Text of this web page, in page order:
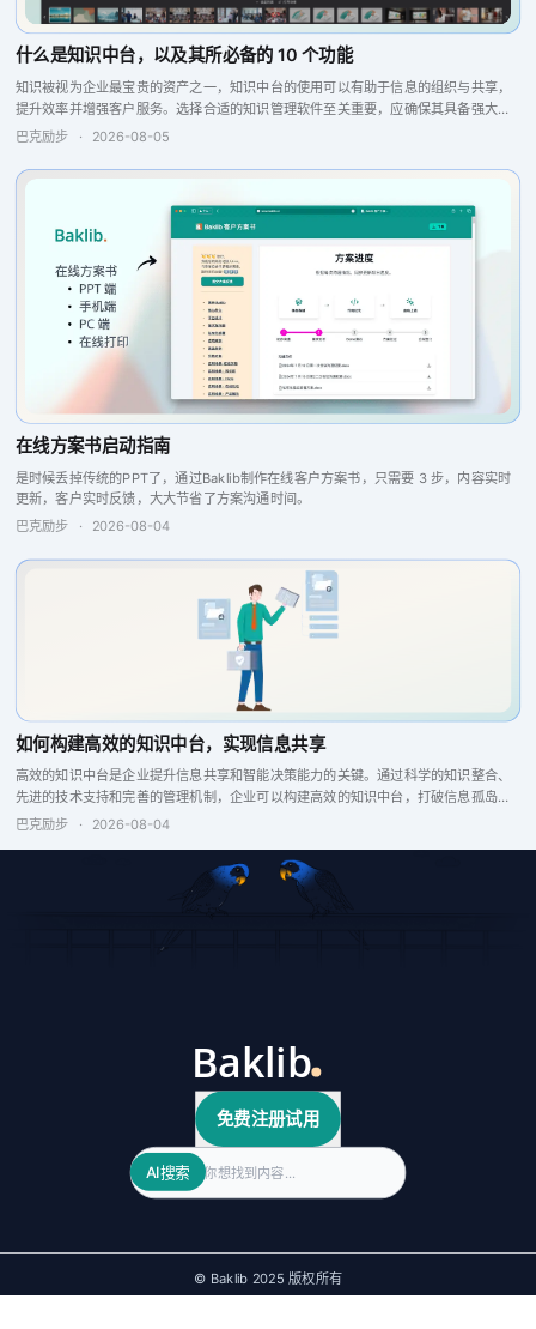
什么是知识中台，以及其所必备的 10 个功能
知识被视为企业最宝贵的资产之一，知识中台的使用可以有助于信息的组织与共享，
提升效率并增强客户服务。选择合适的知识管理软件至关重要，应确保其具备强大的
搜索引擎、问答引擎以及报告分析和反馈功能，这些特点将提升团队的协作与生产
巴克励步 · 2026-08-05
在线方案书启动指南
是时候丢掉传统的PPT了，通过Baklib制作在线客户方案书，只需要 3 步，内容实时
更新，客户实时反馈，大大节省了方案沟通时间。
巴克励步 · 2026-08-04
如何构建高效的知识中台，实现信息共享
高效的知识中台是企业提升信息共享和智能决策能力的关键。通过科学的知识整合、
先进的技术支持和完善的管理机制，企业可以构建高效的知识中台，打破信息孤岛，
增强企业竞争力。
巴克励步 · 2026-08-04
免费注册试用
Search
AI搜索
© Baklib 2025 版权所有